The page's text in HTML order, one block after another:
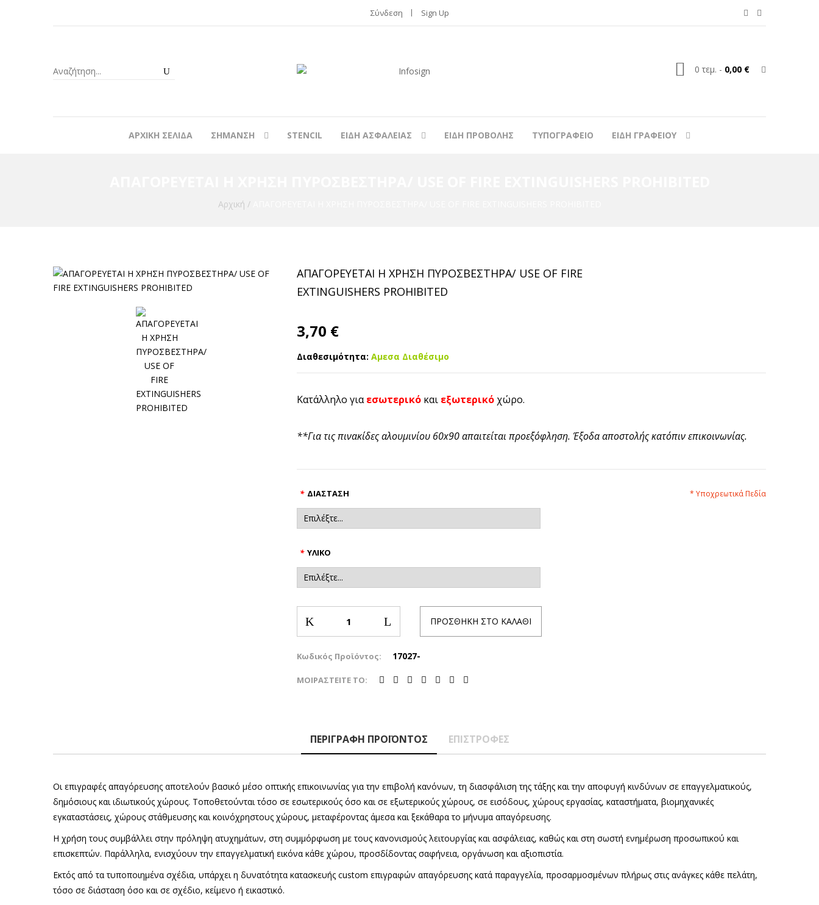
Σύνδεση Sign Up
0 τεμ. - 0,00 €
ΑΡΧΙΚΉ ΣΕΛΊΔΑ ΣΉΜΑΝΣΗ STENCIL ΕΙΔΗ ΑΣΦΑΛΕΙΑΣ ΕΙΔΗ ΠΡΟΒΟΛΗΣ ΤΥΠΟΓΡΑΦΕΙΟ ΕΙΔΗ ΓΡΑΦΕΙΟΥ
Αρχική /
ΑΠΑΓΟΡΕΥΕΤΑΙ Η ΧΡΗΣΗ ΠΥΡΟΣΒΕΣΤΗΡΑ/ USE OF FIRE
EXTINGUISHERS PROHIBITED
3,70 €
Διαθεσιμότητα: Αμεσα Διαθέσιμο
Κατάλληλο γιαεσωτερικό και εξωτερικό χώρο.
**Για τις πινακίδες αλουμινίου 60x90 απαιτείται προεξόφληση. Έξοδα αποστολής κατόπιν επικοινωνίας.
* ΔΙΆΣΤΑΣΗ
* ΥΛΙΚΟ
* Υποχρεωτικά Πεδία
ΠΡΟΣΘΉΚΗ ΣΤΟ ΚΑΛΆΘΙ
Κωδικός Προϊόντος: 17027-
ΜΟΙΡΑΣΤΕΊΤΕ ΤΟ:
ΠΕΡΙΓΡΑΦΉ ΠΡΟΪΌΝΤΟΣ ΕΠΙΣΤΡΟΦΈΣ
Οι επιγραφές απαγόρευσης αποτελούν βασικό μέσο οπτικής επικοινωνίας για την επιβολή κανόνων, τη διασφάλιση της τάξης και την αποφυγή κινδύνων σε επαγγελματικούς,
δημόσιους και ιδιωτικούς χώρους. Τοποθετούνται τόσο σε εσωτερικούς όσο και σε εξωτερικούς χώρους, σε εισόδους, χώρους εργασίας, καταστήματα, βιομηχανικές
εγκαταστάσεις, χώρους στάθμευσης και κοινόχρηστους χώρους, μεταφέροντας άμεσα και ξεκάθαρα το μήνυμα απαγόρευσης.
Η χρήση τους συμβάλλει στην πρόληψη ατυχημάτων, στη συμμόρφωση με τους κανονισμούς λειτουργίας και ασφάλειας, καθώς και στη σωστή ενημέρωση προσωπικού και
επισκεπτών. Παράλληλα, ενισχύουν την επαγγελματική εικόνα κάθε χώρου, προσδίδοντας σαφήνεια, οργάνωση και αξιοπιστία.
Εκτός από τα τυποποιημένα σχέδια, υπάρχει η δυνατότητα κατασκευής custom επιγραφών απαγόρευσης κατά παραγγελία, προσαρμοσμένων πλήρως στις ανάγκες κάθε πελάτη,
τόσο σε διάσταση όσο και σε σχέδιο, κείμενο ή εικαστικό.